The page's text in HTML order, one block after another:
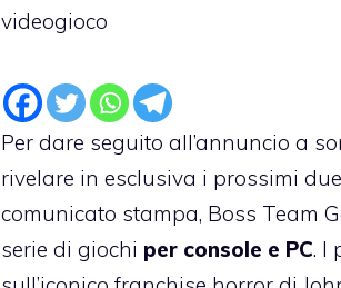
videogioco
Per dare seguito all’annuncio a
rivelare in esclusiva i prossimi
comunicato stampa, Boss Team
serie di giochi per console e PC. I